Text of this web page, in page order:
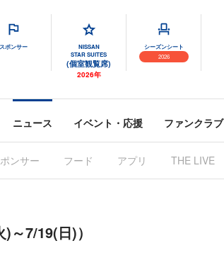
スポンサー
NISSAN
STAR SUITES
(個室観覧席)
2026年
シーズンシート
2026
ニュース イベント・応援 ファンクラブ
ンサー フード アプリ THE LIVE
7/19(日)）